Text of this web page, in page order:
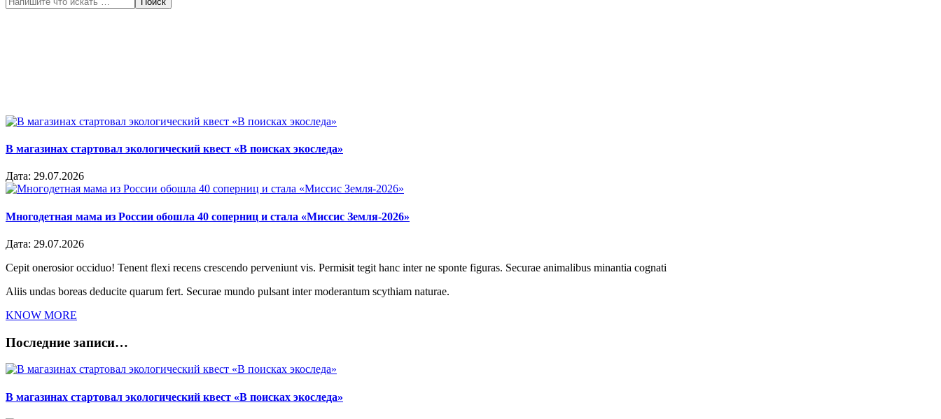
В магазинах стартовал экологический квест «В поисках экоследа»
Дата: 29.07.2026
Многодетная мама из России обошла 40 соперниц и стала «Миссис Земля-2026»
Дата: 29.07.2026
Cepit onerosior occiduo! Tenent flexi recens crescendo perveniunt vis. Permisit tegit hanc inter ne sponte figuras. Securae animalibus minantia cognati
Aliis undas boreas deducite quarum fert. Securae mundo pulsant inter moderantum scythiam naturae.
KNOW MORE
Последние записи…
В магазинах стартовал экологический квест «В поисках экоследа»